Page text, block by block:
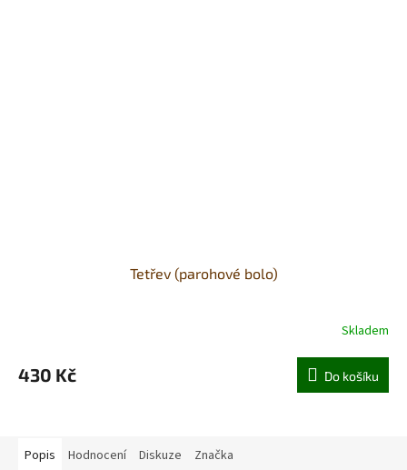
Tetřev (parohové bolo)
Skladem
430 Kč Do košíku
Popis Hodnocení Diskuze Značka